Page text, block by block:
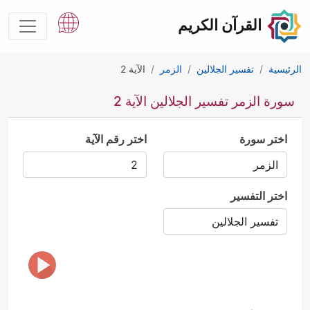
القرآن الكريم
الرئيسية تفسير الجلالين الزمر الآية 2
سورة الزمر تفسير الجلالين الآية 2
اختر سورة اختر رقم الآية
اختر التفسير